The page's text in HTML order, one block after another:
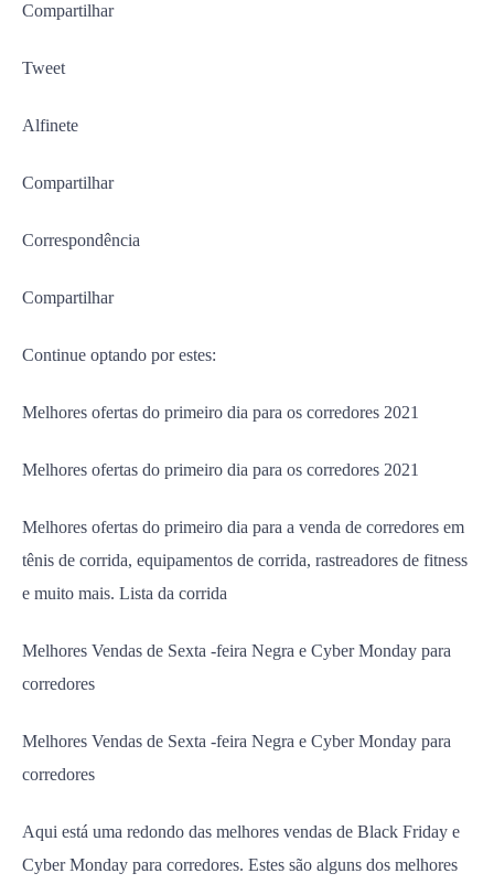
Compartilhar
Tweet
Alfinete
Compartilhar
Correspondência
Compartilhar
Continue optando por estes:
Melhores ofertas do primeiro dia para os corredores 2021
Melhores ofertas do primeiro dia para os corredores 2021
Melhores ofertas do primeiro dia para a venda de corredores em
tênis de corrida, equipamentos de corrida, rastreadores de fitness
e muito mais. Lista da corrida
Melhores Vendas de Sexta -feira Negra e Cyber ​​Monday para
corredores
Melhores Vendas de Sexta -feira Negra e Cyber ​​Monday para
corredores
Aqui está uma redondo das melhores vendas de Black Friday e
Cyber ​​Monday para corredores. Estes são alguns dos melhores